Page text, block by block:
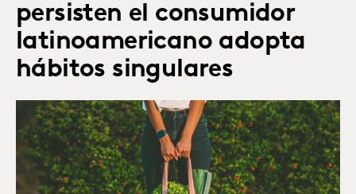
persisten el consumidor
latinoamericano adopta
hábitos singulares